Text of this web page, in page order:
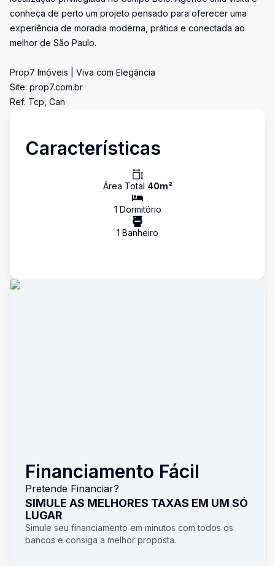
conheça de perto um projeto pensado para oferecer uma
experiência de moradia moderna, prática e conectada ao
melhor de São Paulo.
Prop7 Imóveis | Viva com Elegância
Site: prop7.com.br
Ref: Tcp, Can
Características
Área Total 40m²
1 Dormitório
1 Banheiro
Financiamento Fácil
Pretende Financiar?
SIMULE AS MELHORES TAXAS EM UM SÓ
LUGAR
Simule seu financiamento em minutos com todos os
bancos e consiga a melhor proposta.